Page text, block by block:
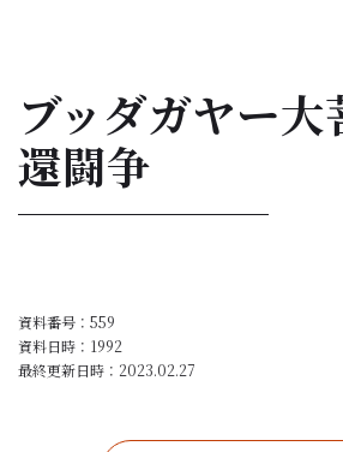
ブッダガヤー
還闘争
資料番号：559
資料日時： 1992
最終更新日時： 2023.02.27